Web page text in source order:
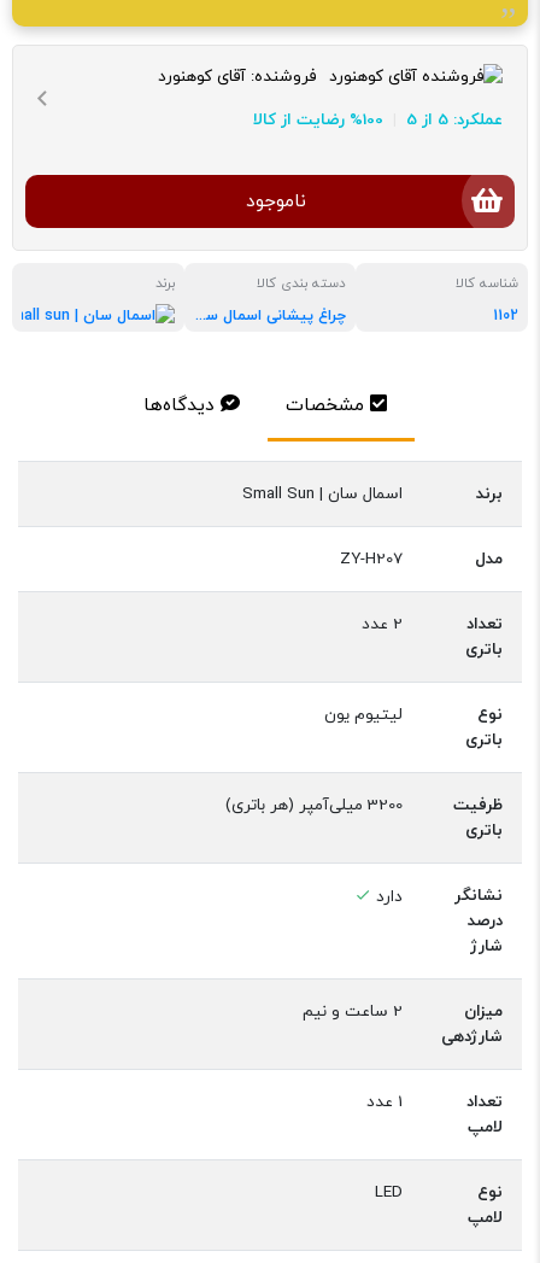
فروشنده: آقای کوهنورد
عملکرد: 5 از 5
100% رضایت از کالا
ناموجود
شناسه کالا
1102
دسته بندی کالا
چراغ پیشانی اسمال سان
برند
مشخصات دیدگاه‌ها
برند اسمال سان | Small Sun
مدل ZY-H207
تعداد
باتری
2 عدد
نوع
باتری
لیتیوم یون
ظرفیت
باتری
3200 میلی‌آمپر (هر باتری)
نشانگر
درصد
شارژ
دارد
میزان
شارژدهی
2 ساعت و نیم
تعداد
لامپ
1 عدد
نوع
لامپ
LED